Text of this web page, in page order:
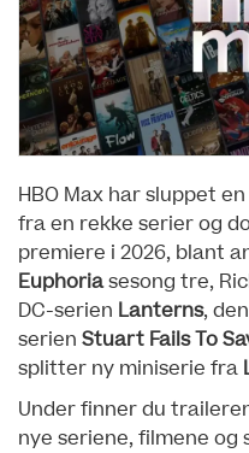
HBO Max har sluppet
fra en rekke serier og
premiere i 2026, blant
Euphoriasesong tre,
DC-serien Lanterns,
serien Stuart Fails To
splitter ny miniserie fra
Under finner du
nye seriene, filmene